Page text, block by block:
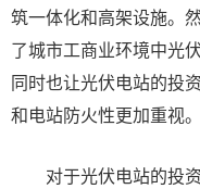
筑一体化和高架设施。
了城市工商业环境中光
同时也让光伏电站的投
和电站防火性更加重视。
对于光伏电站的投